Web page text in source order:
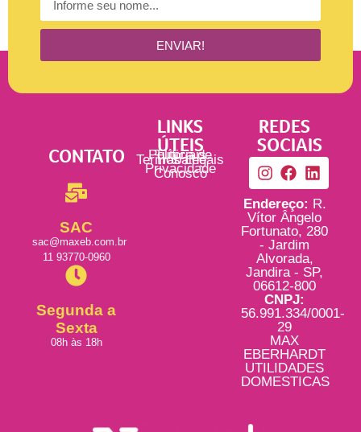
ENVIAR!
CONTATO
SAC
sac@maxeb.com.br
11 93770-0960
Segunda a
Sexta
08h às 18h
LINKS
ÚTEIS
Tutoriais
Política de
Privacidade
Termos Legais
Trabalhe
Conosco
REDES
SOCIAIS
Endereço: R.
Vítor Ângelo
Fortunato, 280
- Jardim
Alvorada,
Jandira - SP,
06612-800
CNPJ:
56.991.334/0001-
29
MAX
EBERHARDT
UTILIDADES
DOMESTICAS